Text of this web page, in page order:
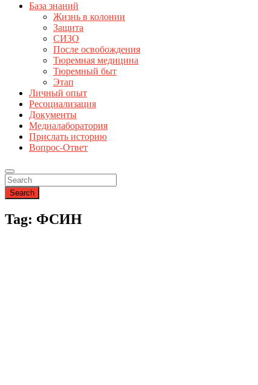
База знаний
Жизнь в колонии
Защита
СИЗО
После освобождения
Тюремная медицина
Тюремный быт
Этап
Личный опыт
Ресоциализация
Документы
Медиалаборатория
Прислать историю
Вопрос-Ответ
Search
Tag: ФСИН